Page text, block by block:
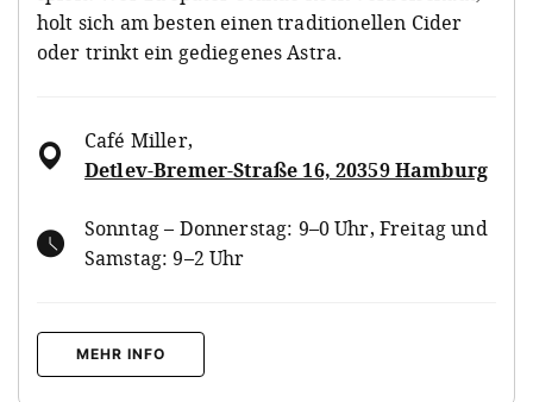
holt sich am besten einen traditionellen Cider
oder trinkt ein gediegenes Astra.
Café Miller,
Detlev-Bremer-Straße 16, 20359 Hamburg
Sonntag – Donnerstag: 9–0 Uhr, Freitag und
Samstag: 9–2 Uhr
MEHR INFO